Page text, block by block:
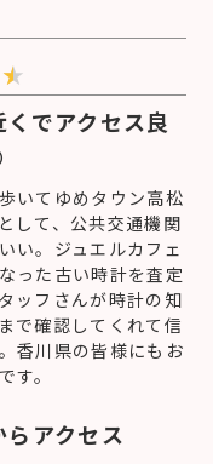
でアクセス良
いてゆめタウン高松
して、公共交通機関
い。ジュエルカフェ
った古い時計を査定
ッフさんが時計の知
で確認してくれて信
香川県の皆様にもお
す。
アクセス